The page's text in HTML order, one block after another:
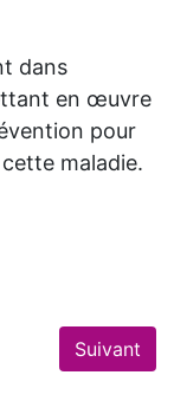
dans
en œuvre
pour
maladie.
Suivant